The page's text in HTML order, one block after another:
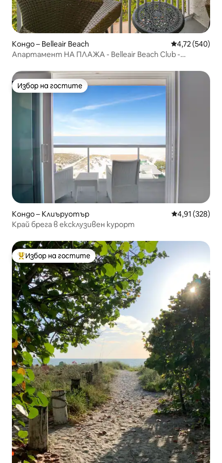
Кондо – Belleair Beach Средна
4,72 (540)
Апартамент НА ПЛАЖА - Belleair Beach Club -
Избор на гостите
Избор на гостите
Кондо – Клиъруотър Средна
4,91 (328)
Край брега в ексклузивен курорт
Най-популярен избор на гостите
Избор на гостите